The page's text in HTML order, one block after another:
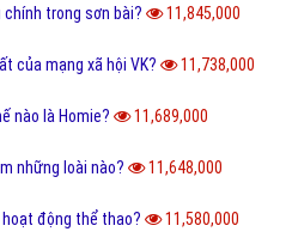
chính trong sơn bài? 11,845,000
của mạng xã hội VK? 11,738,000
nào là Homie? 11,689,000
những loài nào? 11,648,000
động thể thao? 11,580,000